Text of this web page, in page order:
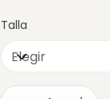
Talla